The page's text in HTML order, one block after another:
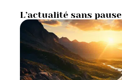
L’actualité sans pause